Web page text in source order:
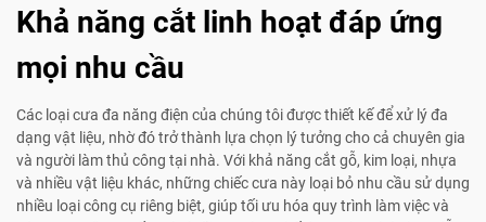
Khả năng cắt linh hoạt đáp ứng
mọi nhu cầu
Các loại cưa đa năng điện của chúng tôi được thiết kế để xử lý đa
dạng vật liệu, nhờ đó trở thành lựa chọn lý tưởng cho cả chuyên gia
và người làm thủ công tại nhà. Với khả năng cắt gỗ, kim loại, nhựa
và nhiều vật liệu khác, những chiếc cưa này loại bỏ nhu cầu sử dụng
nhiều loại công cụ riêng biệt, giúp tối ưu hóa quy trình làm việc và